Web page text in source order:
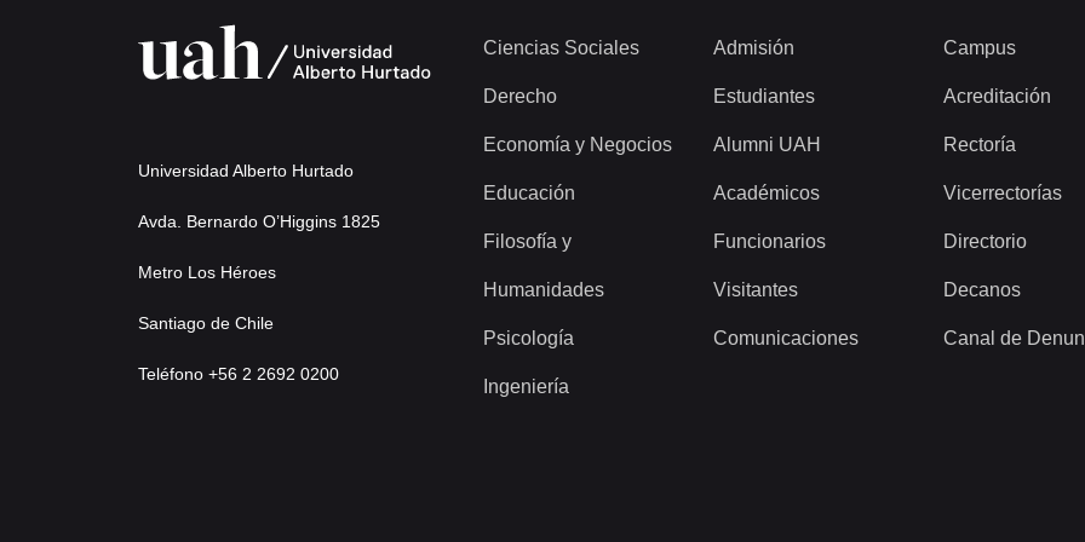
Universidad Alberto Hurtado
Avda. Bernardo O’Higgins 1825
Metro Los Héroes
Santiago de Chile
Teléfono +56 2 2692 0200
Ciencias Sociales
Derecho
Economía y Negocios
Educación
Filosofía y
Humanidades
Psicología
Ingeniería
Admisión
Estudiantes
Alumni UAH
Académicos
Funcionarios
Visitantes
Comunicaciones
Campus
Acreditación
Rectoría
Vicerrectorías
Directorio
Decanos
Canal de